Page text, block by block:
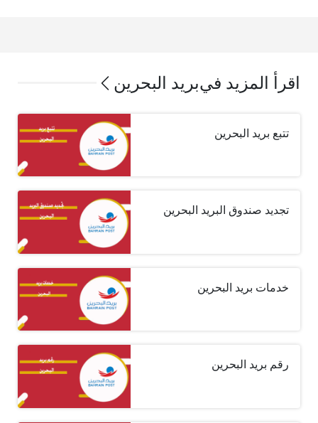
اقرأ المزيد فيبريد البحرين
تتبع بريد البحرين
تجديد صندوق البريد البحرين
خدمات بريد البحرين
رقم بريد البحرين